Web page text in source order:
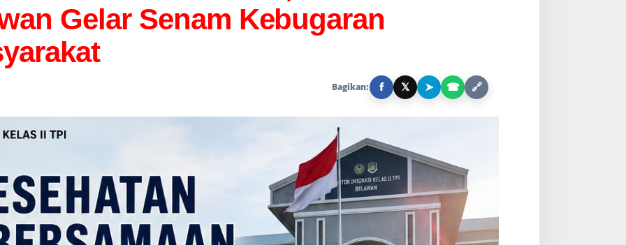
Gelar Senam Kebugaran
Bagikan: f 𝕏 ➤ ☎ 🔗